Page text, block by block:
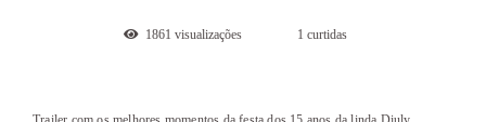
1861 visualizações 1 curtidas